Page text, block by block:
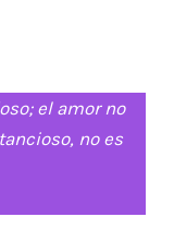
el amor no
no es